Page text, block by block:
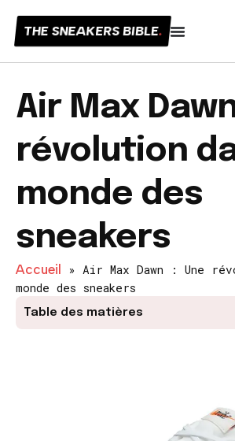
THE SNEAKERS BIBLE.
Air Max
révolution
monde des
sneakers
Accueil » Air Max Dawn : Une
monde des sneakers
Table des matières